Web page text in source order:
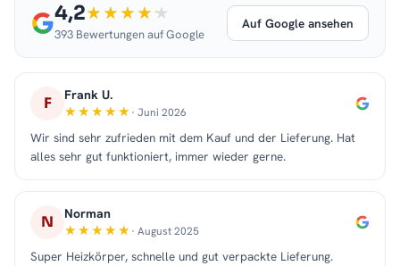
4,2
393 Bewertungen auf Google
Auf Google ansehen
F Frank U.
· Juni 2026
Wir sind sehr zufrieden mit dem Kauf und der Lieferung. Hat
alles sehr gut funktioniert, immer wieder gerne.
N Norman
· August 2025
Super Heizkörper, schnelle und gut verpackte Lieferung.